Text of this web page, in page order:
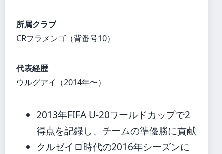
所属クラブ
CRフラメンゴ（背番号10）
代表経歴
ウルグアイ（2014年〜）
2013年FIFA U-20ワールドカップで2
得点を記録し、チームの準優勝に貢献
クルゼイロ時代の2016年シーズンに